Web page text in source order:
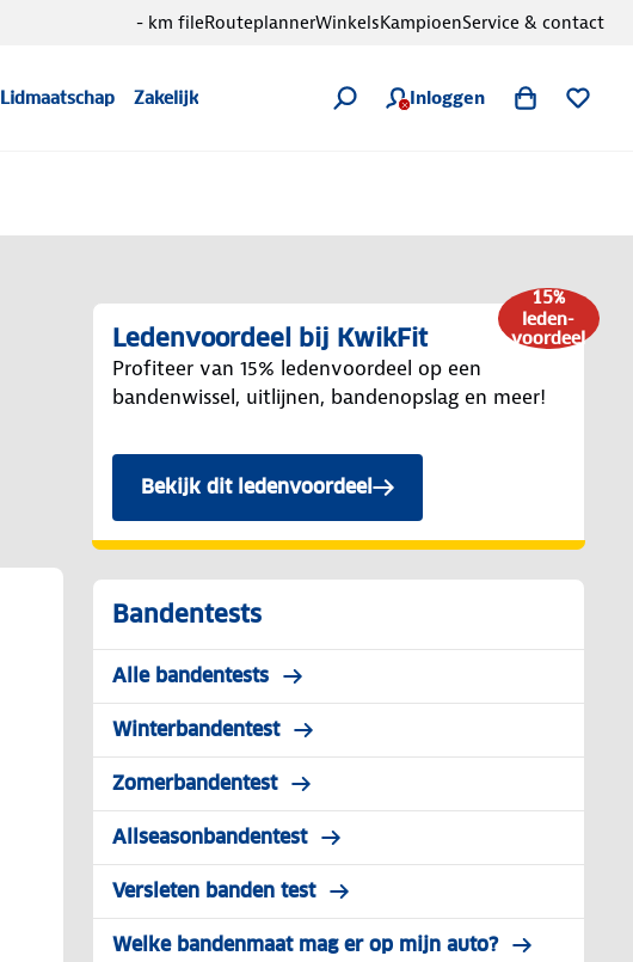
Lidmaatschap Zakelijk Inloggen
- km fileRouteplannerWinkelsKampioenService & contact
15%
leden-
voordeel
Ledenvoordeel bij KwikFit
Profiteer van 15% ledenvoordeel op een
bandenwissel, uitlijnen, bandenopslag en meer!
Bekijk dit ledenvoordeel
Bandentests
Alle bandentests
Winterbandentest
Zomerbandentest
Allseasonbandentest
Versleten banden test
Welke bandenmaat mag er op mijn auto?